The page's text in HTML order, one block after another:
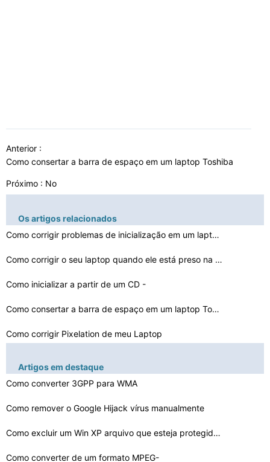
Anterior :
Como consertar a barra de espaço em um laptop Toshiba
Próximo : No
Os artigos relacionados
Como corrigir problemas de inicialização em um laptop…
Como corrigir o seu laptop quando ele está preso na Ca…
Como inicializar a partir de um CD -
Como consertar a barra de espaço em um laptop Toshiba
Como corrigir Pixelation de meu Laptop
Como corrigir as portas USB em um laptop sem tirá-
Como corrigir problemas de rolagem do mouse em Meu Comp…
Como corrigir Laptop Keys Isso não irá digitar
Artigos em destaque
Como converter 3GPP para WMA
Como remover o Google Hijack vírus manualmente
Como excluir um Win XP arquivo que esteja protegido por…
Como converter de um formato MPEG-